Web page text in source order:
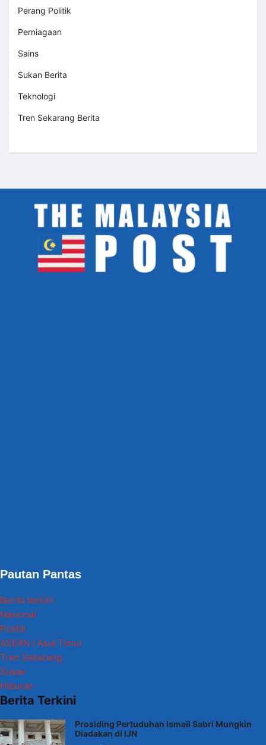
Perang Politik
Perniagaan
Sains
Sukan Berita
Teknologi
Tren Sekarang Berita
Pautan Pantas
Berita terkini
Nasional
Politik
ASEAN / Asia Timur
Tren Sekarang
Sukan
Hiburan
Berita Terkini
Prosiding Pertuduhan Ismail Sabri Mungkin
Diadakan di IJN